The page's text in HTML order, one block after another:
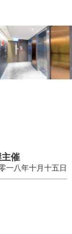
催
一八年十月十五日